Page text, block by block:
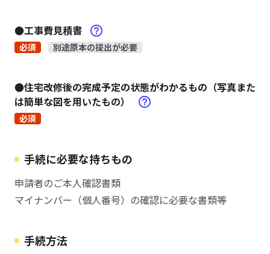
●工事費見積書
必須 別途原本の提出が必要
●住宅改修後の完成予定の状態がわかるもの（写真また
は簡単な図を用いたもの）
必須
手続に必要な持ちもの
申請者のご本人確認書類
マイナンバー（個人番号）の確認に必要な書類等
手続方法